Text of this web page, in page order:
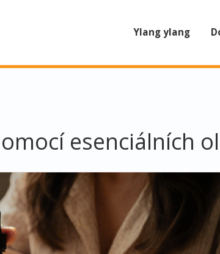
Ylang ylang
esenciálních